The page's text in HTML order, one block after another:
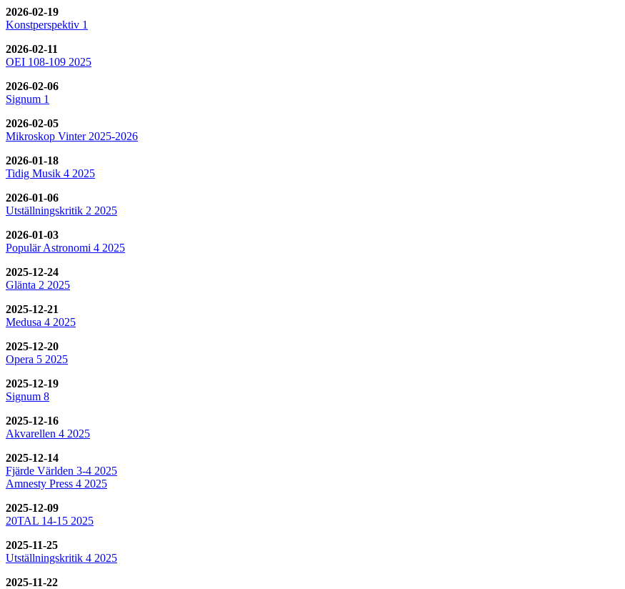
2026-02-19
Konstperspektiv 1
2026-02-11
OEI 108-109 2025
2026-02-06
Signum 1
2026-02-05
Mikroskop Vinter 2025-2026
2026-01-18
Tidig Musik 4 2025
2026-01-06
Utställningskritik 2 2025
2026-01-03
Populär Astronomi 4 2025
2025-12-24
Glänta 2 2025
2025-12-21
Medusa 4 2025
2025-12-20
Opera 5 2025
2025-12-19
Signum 8
2025-12-16
Akvarellen 4 2025
2025-12-14
Fjärde Världen 3-4 2025
Amnesty Press 4 2025
2025-12-09
20TAL 14-15 2025
2025-11-25
Utställningskritik 4 2025
2025-11-22